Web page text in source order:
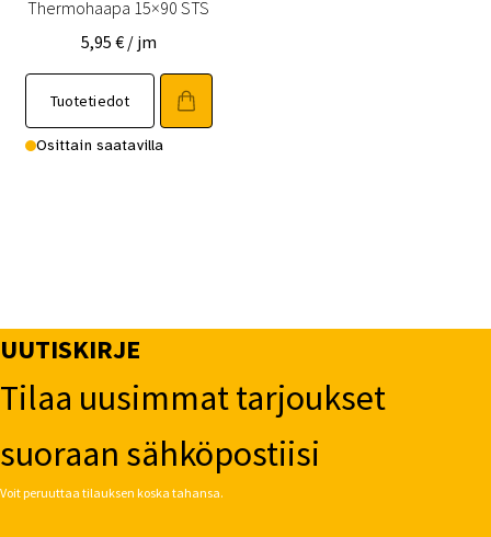
Thermohaapa 15×90 STS
5,95 € / jm
Tuotetiedot
Tällä
tuotteella
on
sivulla.
Osittain saatavilla
UUTISKIRJE
Tilaa uusimmat tarjoukset
suoraan sähköpostiisi
Voit peruuttaa tilauksen koska tahansa.